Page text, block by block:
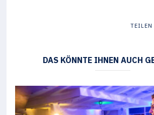
TEILEN
DAS KÖNNTE IHNEN AUCH